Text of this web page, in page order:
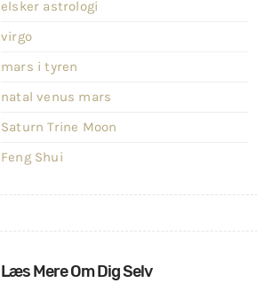
elsker astrologi
virgo
mars i tyren
natal venus mars
Saturn Trine Moon
Feng Shui
Læs Mere Om Dig Selv